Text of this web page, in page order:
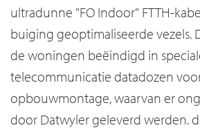
ultradunne "FO Indoor" FTTH-
buiging geoptimaliseerde vezels.
de woningen beëindigd in
telecommunicatie datadozen
opbouwmontage, waarvan er
door Datwyler geleverd werden.